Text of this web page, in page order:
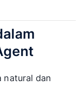
natural dan